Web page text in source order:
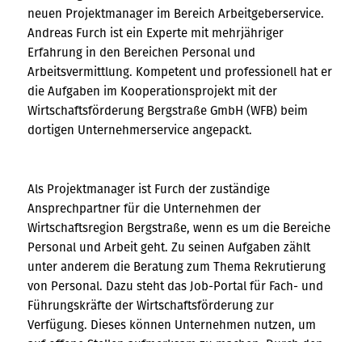
neuen Projektmanager im Bereich Arbeitgeberservice.
Andreas Furch ist ein Experte mit mehrjähriger
Erfahrung in den Bereichen Personal und
Arbeitsvermittlung. Kompetent und professionell hat er
die Aufgaben im Kooperationsprojekt mit der
Wirtschaftsförderung Bergstraße GmbH (WFB) beim
dortigen Unternehmerservice angepackt.
Als Projektmanager ist Furch der zuständige
Ansprechpartner für die Unternehmen der
Wirtschaftsregion Bergstraße, wenn es um die Bereiche
Personal und Arbeit geht. Zu seinen Aufgaben zählt
unter anderem die Beratung zum Thema Rekrutierung
von Personal. Dazu steht das Job-Portal für Fach- und
Führungskräfte der Wirtschaftsförderung zur
Verfügung. Dieses können Unternehmen nutzen, um